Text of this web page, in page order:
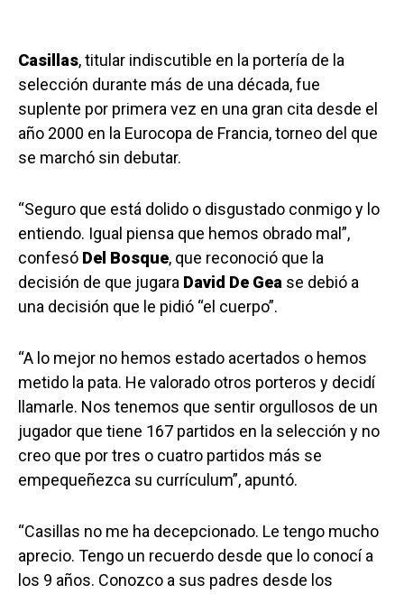
Casillas, titular indiscutible en la portería de la
selección durante más de una década, fue
suplente por primera vez en una gran cita desde el
año 2000 en la Eurocopa de Francia, torneo del que
se marchó sin debutar.
“Seguro que está dolido o disgustado conmigo y lo
entiendo. Igual piensa que hemos obrado mal”,
confesó Del Bosque, que reconoció que la
decisión de que jugara David De Gea se debió a
una decisión que le pidió “el cuerpo”.
“A lo mejor no hemos estado acertados o hemos
metido la pata. He valorado otros porteros y decidí
llamarle. Nos tenemos que sentir orgullosos de un
jugador que tiene 167 partidos en la selección y no
creo que por tres o cuatro partidos más se
empequeñezca su currículum”, apuntó.
“Casillas no me ha decepcionado. Le tengo mucho
aprecio. Tengo un recuerdo desde que lo conocí a
los 9 años. Conozco a sus padres desde los